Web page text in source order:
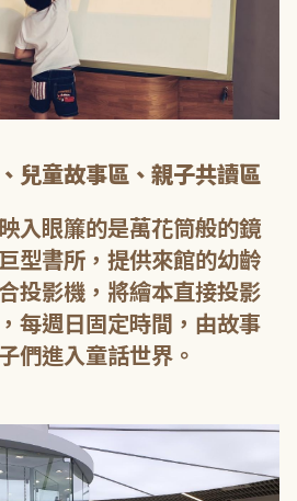
兒童故事區、親子共讀區
入眼簾的是萬花筒般的鏡
型書所，提供來館的幼齡
投影機，將繪本直接投影
每週日固定時間，由故事
們進入童話世界。